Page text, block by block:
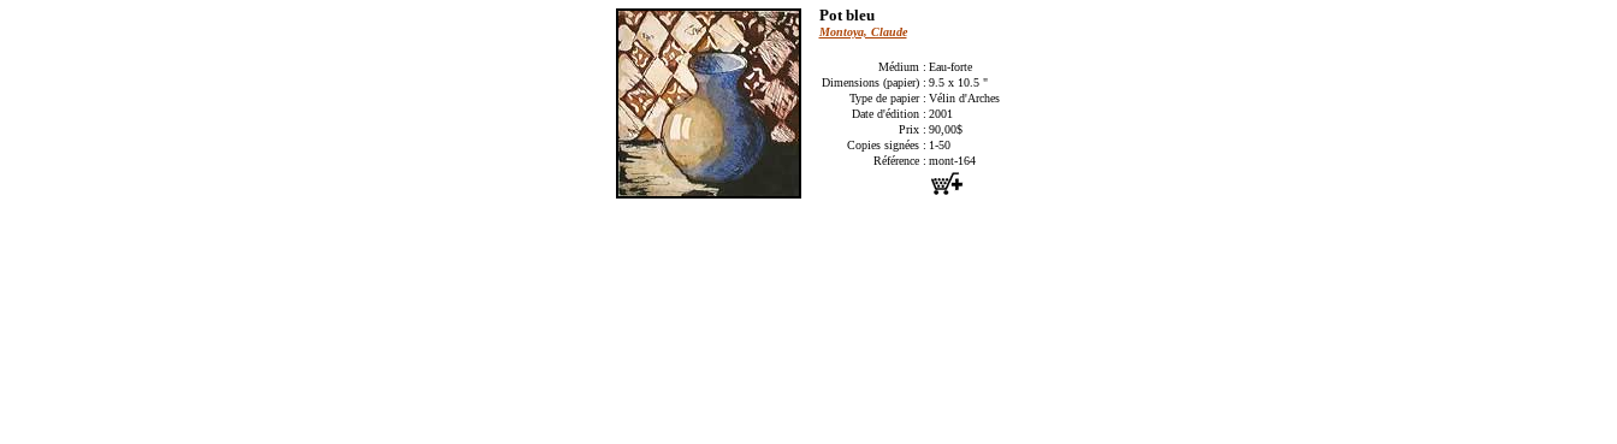
Pot bleu
Montoya, Claude
Médium : Eau-forte
Dimensions (papier) : 9.5 x 10.5 "
Type de papier : Vélin d'Arches
Date d'édition : 2001
Prix : 90,00$
Copies signées : 1-50
Référence : mont-164